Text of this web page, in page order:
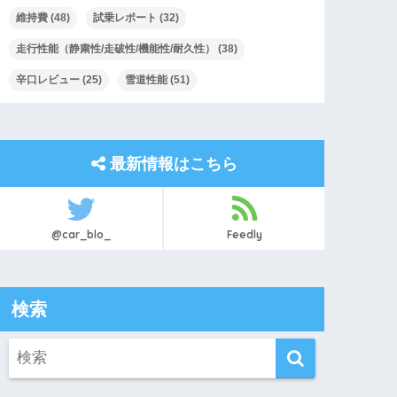
維持費 (48) 試乗レポート (32)
走行性能（静粛性/走破性/機能性/耐久性） (38)
辛口レビュー (25) 雪道性能 (51)
最新情報はこちら
@car_blo_ Feedly
検索